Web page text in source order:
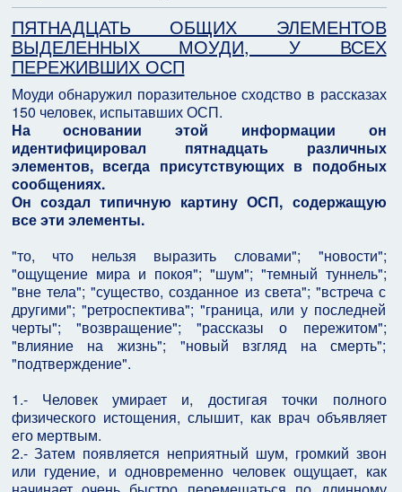
ПЯТНАДЦАТЬ ОБЩИХ ЭЛЕМЕНТОВ
ВЫДЕЛЕННЫХ МОУДИ, У ВСЕХ
ПЕРЕЖИВШИХ ОСП
Моуди обнаружил поразительное сходство в рассказах
150 человек, испытавших ОСП.
На основании этой информации он
идентифицировал пятнадцать различных
элементов, всегда присутствующих в подобных
сообщениях.
Он создал типичную картину ОСП, содержащую
все эти элементы.
"то, что нельзя выразить словами"; "новости";
"ощущение мира и покоя"; "шум"; "темный туннель";
"вне тела"; "существо, созданное из света"; "встреча с
другими"; "ретроспектива"; "граница, или у последней
черты"; "возвращение"; "рассказы о пережитом";
"влияние на жизнь"; "новый взгляд на смерть";
"подтверждение".
1.- Человек умирает и, достигая точки полного
физического истощения, слышит, как врач объявляет
его мертвым.
2.- Затем появляется неприятный шум, громкий звон
или гудение, и одновременно человек ощущает, как